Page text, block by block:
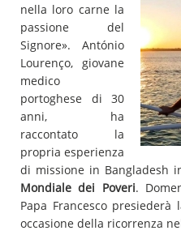
nella loro carne la
passione del
Signore». António
Lourenço, giovane
medico
portoghese di 30
anni, ha
raccontato la
propria esperienza
di missione in Bangladesh
Mondiale dei Poveri.
Papa Francesco
occasione della ricorrenza